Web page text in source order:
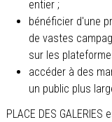
entier ;
bénéficier d'une
de vastes
sur les
accéder à des
un public plus
PLACE DES